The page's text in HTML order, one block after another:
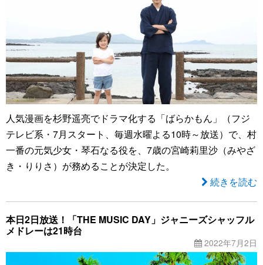
人気漫画を杉野遥亮でドラマ化する「ばらかもん」（フジ
テレビ系・7月スタート、毎週水曜よる10時～放送）で、村
一番の元気少女・琴石なる役を、7歳の宮崎莉里沙（みやざ
き・りりさ）が務めることが決定した。
続きを読む
本日2日放送！「THE MUSIC DAY」ジャニーズシャッフル
メドレーは21時台
2022年7月2日